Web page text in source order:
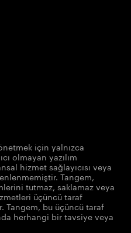
için yalnızca
olmayan yazılım
hizmet sağlayıcısı veya
Tangem,
tutmaz, saklamaz veya
üçüncü taraf
Tangem, bu üçüncü taraf
herhangi bir tavsiye veya